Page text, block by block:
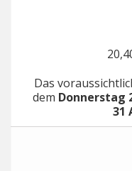
Das
dem Donnerstag
31